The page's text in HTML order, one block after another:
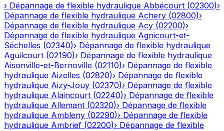
› Dépannage de flexible hydraulique Abbécourt (02300)›
Dépannage de flexible hydraulique Achery (02800)›
Dépannage de flexible hydraulique Acy (02200)›
Dépannage de flexible hydraulique Agnicourt-et-
Séchelles (02340)› Dépannage de flexible hydraulique
Aguilcourt (02190)› Dépannage de flexible hydraulique
Aisonville-et-Bernoville (02110)› Dépannage de flexible
hydraulique Aizelles (02820)› Dépannage de flexible
hydraulique Aizy-Jouy (02370)› Dépannage de flexible
hydraulique Alaincourt (02240)› Dépannage de flexible
hydraulique Allemant (02320)› Dépannage de flexible
hydraulique Ambleny (02290)› Dépannage de flexible
hydraulique Ambrief (02200)› Dépannage de flexible